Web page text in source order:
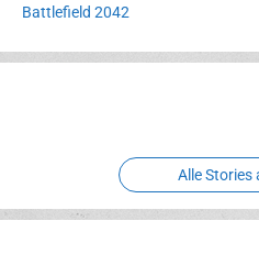
Battlefield 2042
Erlebnispark
Alle Stories